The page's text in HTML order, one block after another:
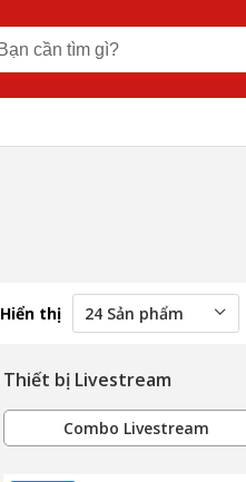
Hiển thị
Thiết bị Livestream
Combo Livestream